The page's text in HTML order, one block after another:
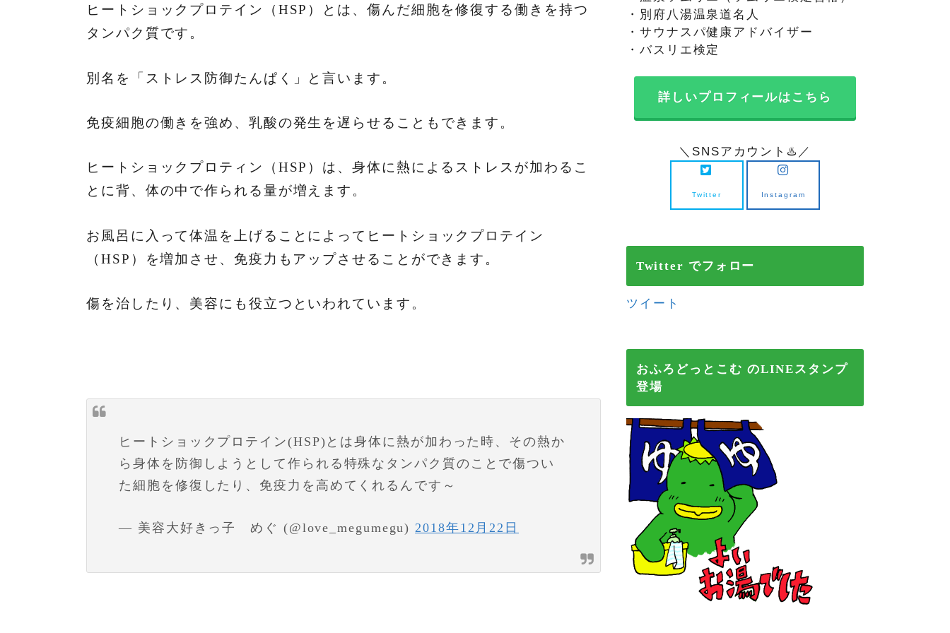
ヒートショックプロテイン（HSP）とは、傷んだ細胞を修復する働きを持つ
タンパク質です。
別名を「ストレス防御たんぱく」と言います。
免疫細胞の働きを強め、乳酸の発生を遅らせることもできます。
ヒートショックプロティン（HSP）は、身体に熱によるストレスが加わるこ
とに背、体の中で作られる量が増えます。
お風呂に入って体温を上げることによってヒートショックプロテイン
（HSP）を増加させ、免疫力もアップさせることができます。
傷を治したり、美容にも役立つといわれています。
ヒートショックプロテイン(HSP)とは身体に熱が加わった時、その熱か
ら身体を防御しようとして作られる特殊なタンパク質のことで傷つい
た細胞を修復したり、免疫力を高めてくれるんです～
— 美容大好きっ子 めぐ (@love_megumegu) 2018年12月22日
・別府八湯温泉道名人
・サウナスパ健康アドバイザー
・バスリエ検定
詳しいプロフィールはこちら
＼SNSアカウント♨️／
Twitter Instagram
Twitter でフォロー
ツイート
おふろどっとこむ のLINEスタンプ
登場